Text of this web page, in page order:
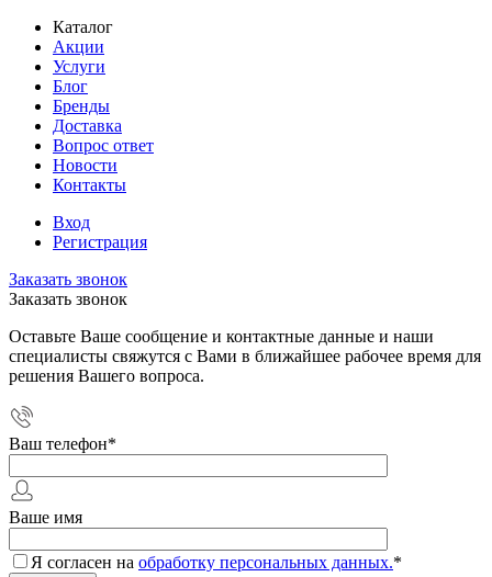
Каталог
Акции
Услуги
Блог
Бренды
Доставка
Вопрос ответ
Новости
Контакты
Вход
Регистрация
Заказать звонок
Заказать звонок
Оставьте Ваше сообщение и контактные данные и наши
специалисты свяжутся с Вами в ближайшее рабочее время для
решения Вашего вопроса.
Ваш телефон*
Ваше имя
Я согласен на обработку персональных данных.*